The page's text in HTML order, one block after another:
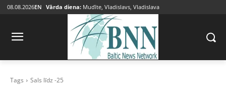
08.08.2026EN Vārda diena: Mudīte, Vladislavs, Vladislava
Tags Sals līdz -25